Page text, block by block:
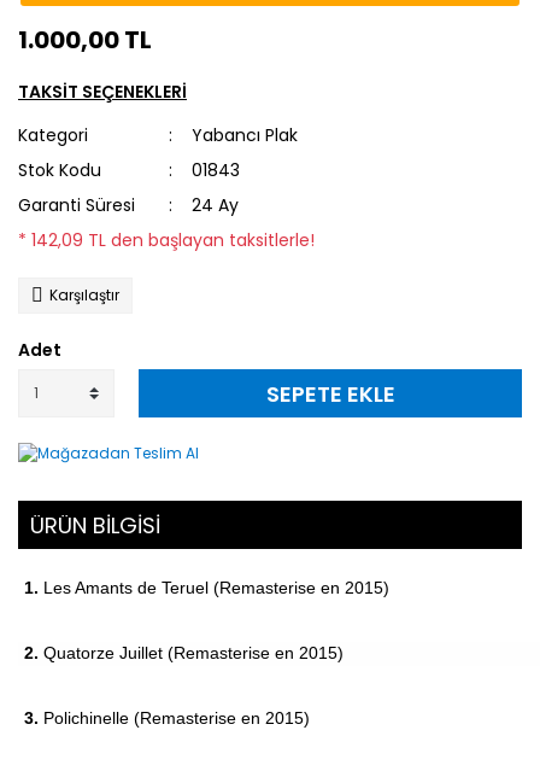
1.000,00 TL
TAKSİT SEÇENEKLERİ
Kategori
Yabancı Plak
Stok Kodu
01843
Garanti Süresi
24 Ay
* 142,09 TL den başlayan taksitlerle!
Karşılaştır
Adet
SEPETE EKLE
ÜRÜN BİLGİSİ
1. Les Amants de Teruel (Remasterise en 2015)
2. Quatorze Juillet (Remasterise en 2015)
3. Polichinelle (Remasterise en 2015)